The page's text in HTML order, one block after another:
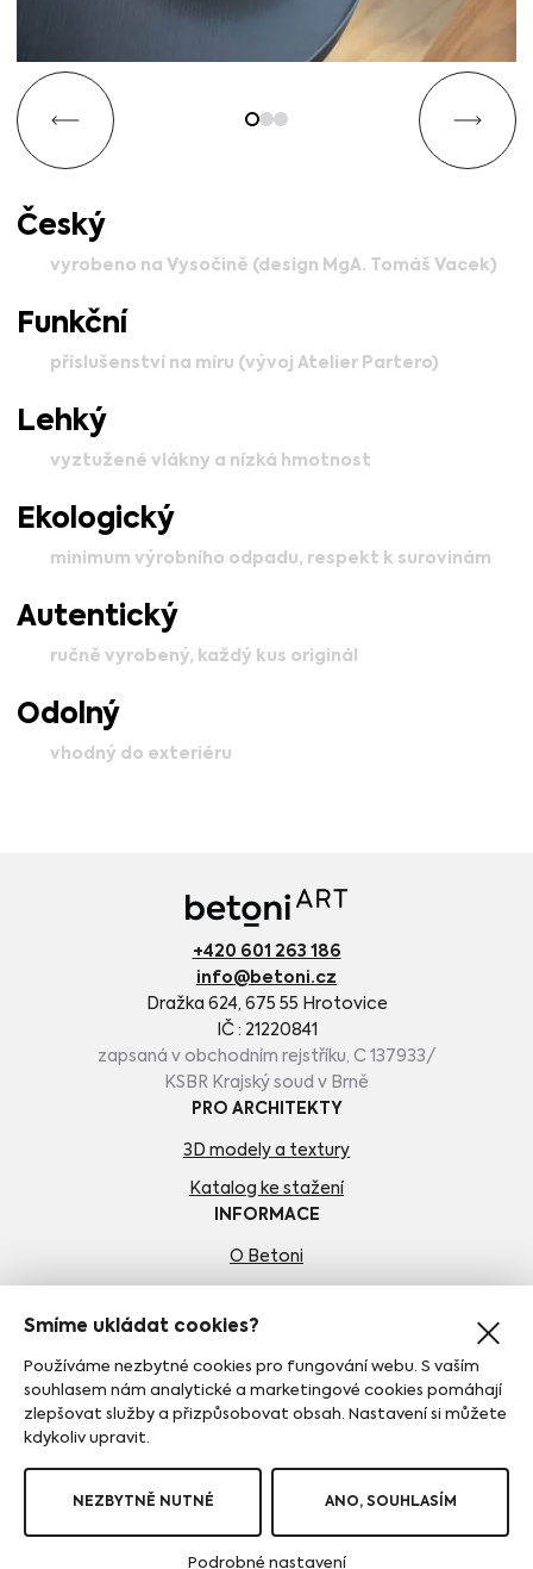
Český
vyrobeno na Vysočině (design MgA. Tomáš Vacek)
Funkční
příslušenství na míru (vývoj Atelier Partero)
Lehký
vyztužené vlákny a nízká hmotnost
Ekologický
minimum výrobního odpadu, respekt k surovinám
Autentický
ručně vyrobený, každý kus originál
Odolný
vhodný do exteriéru
+420 601 263 186
info@betoni.cz
Dražka 624, 675 55 Hrotovice
IČ : 21220841
zapsaná v obchodním rejstříku, C 137933/
KSBR Krajský soud v Brně
PRO ARCHITEKTY
3D modely a textury
Katalog ke stažení
INFORMACE
O Betoni
Kontakty
Obchodní podmínky
Zásady ochrany osobních údajů
SLEDUJTE NÁS
Smíme ukládat cookies?
Používáme nezbytné cookies pro fungování webu. S vaším
souhlasem nám analytické a marketingové cookies pomáhají
zlepšovat služby a přizpůsobovat obsah. Nastavení si můžete
kdykoliv upravit.
NEZBYTNĚ NUTNÉ ANO, SOUHLASÍM
Podrobné nastavení